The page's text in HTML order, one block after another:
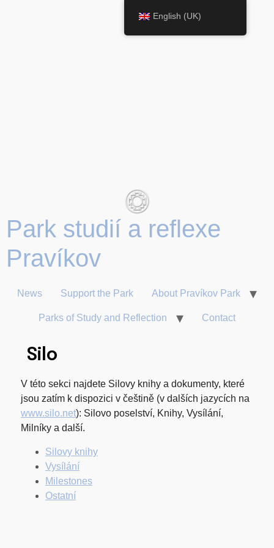
Park studií a reflexe
News Support the Park About Pravíkov Park
Parks of Study and Reflection Contact
Silo
V této sekci najdete Silovy knihy a dokumenty, které
jsou zatím k dispozici v češtině (v dalších jazycích na
www.silo.net): Silovo poselství, Knihy, Vysílání,
Milníky a další.
Silovy knihy
Vysílání
Milestones
Ostatní
English (UK)